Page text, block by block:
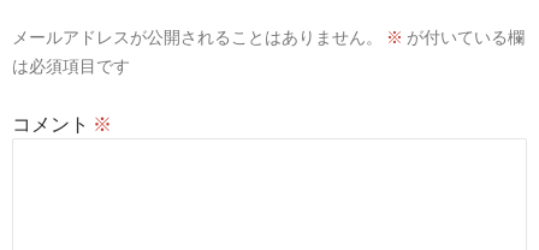
メールアドレスが公開されることはありません。 ※ が付いている欄
は必須項目です
コメント ※